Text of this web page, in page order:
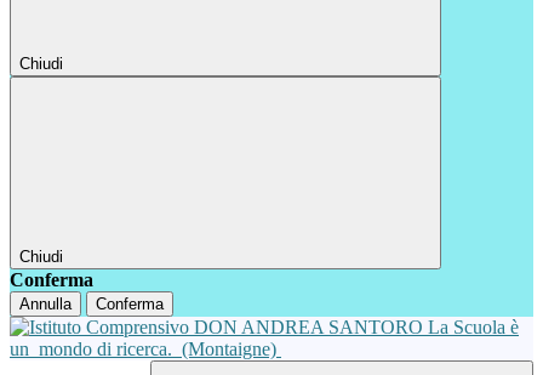
Chiudi
Chiudi
Conferma
Annulla Conferma
La Scuola è
un mondo di ricerca. (Montaigne)